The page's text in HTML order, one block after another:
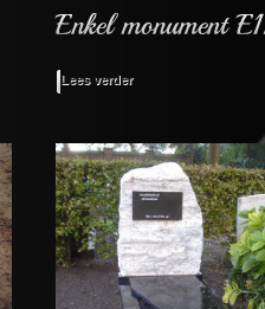
Lees verder